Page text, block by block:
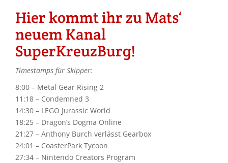
Hier kommt ihr zu Mats‘
neuem Kanal
SuperKreuzBurg!
Timestamps für Skipper:
8:00 – Metal Gear Rising 2
11:18 – Condemned 3
14:30 – LEGO Jurassic World
18:25 – Dragon’s Dogma Online
21:27 – Anthony Burch verlässt Gearbox
24:01 – CoasterPark Tycoon
27:34 – Nintendo Creators Program